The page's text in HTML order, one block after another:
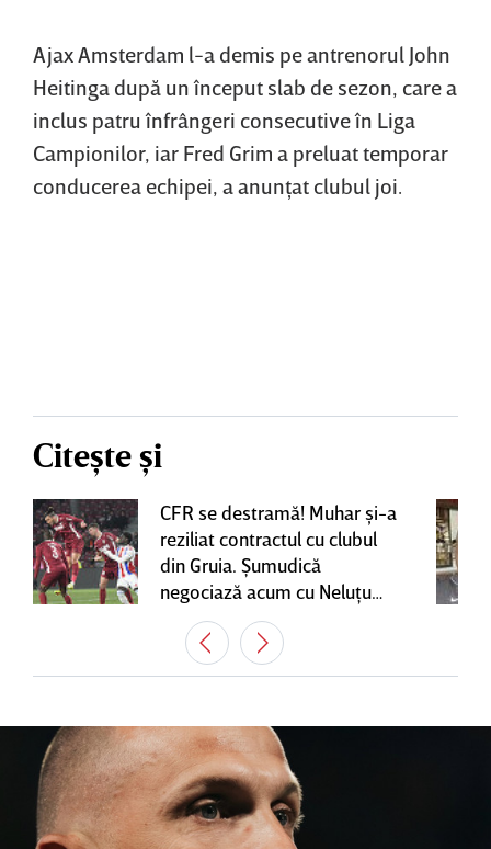
Ajax Amsterdam l-a demis pe antrenorul John
Heitinga după un început slab de sezon, care a
inclus patru înfrângeri consecutive în Liga
Campionilor, iar Fred Grim a preluat temporar
conducerea echipei, a anunţat clubul joi.
Citește și
CFR se destramă! Muhar şi-a
reziliat contractul cu clubul
din Gruia. Şumudică
negociază acum cu Neluţu
Varga, care mai are o
variantă pentru banca tehnică
| EXCLUSIV